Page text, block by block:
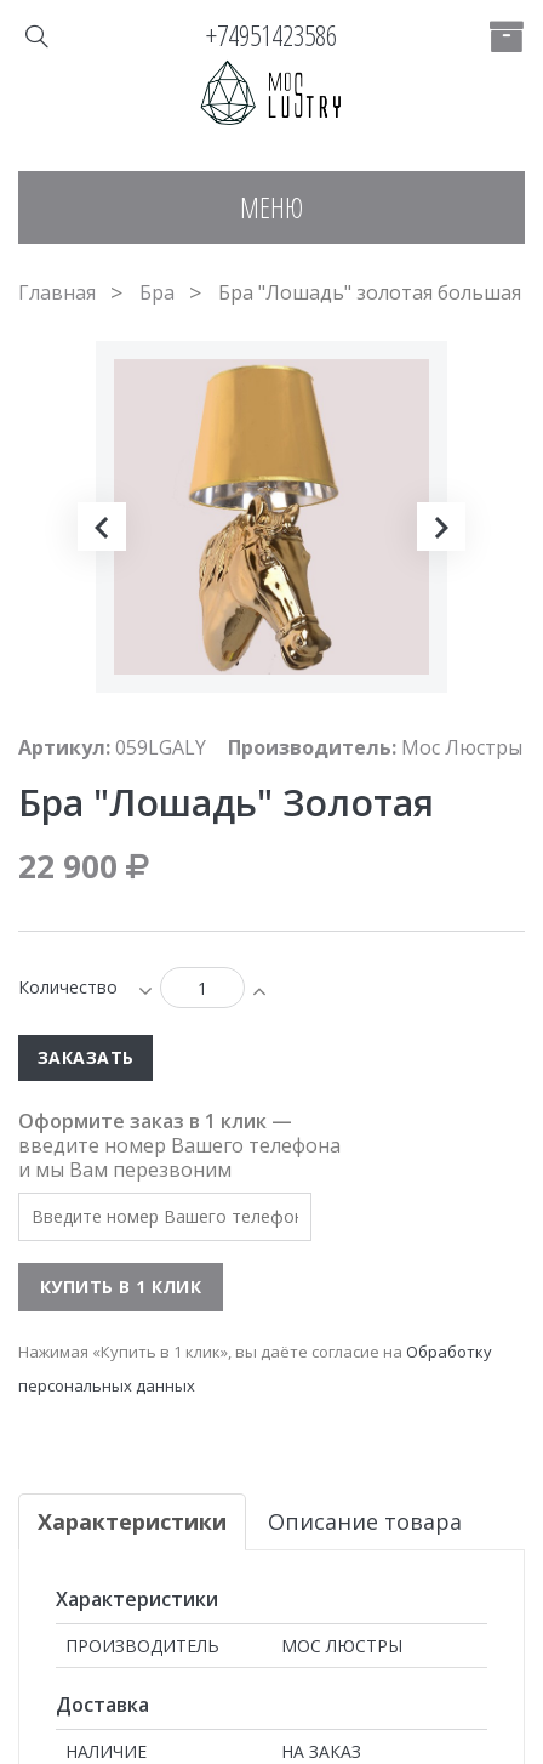
МЕНЮ
+74951423586
Главная Бра Бра "Лошадь" золотая большая
Артикул:059LGALY Производитель: Мос Люстры
Бра "Лошадь" Золотая
22 900
Количество
ЗАКАЗАТЬ
Оформите заказ в 1 клик —
введите номер Вашего телефона
и мы Вам перезвоним
Нажимая «Купить в 1 клик», вы даёте согласие на Обработку
персональных данных
Характеристики Описание товара
Характеристики
ПРОИЗВОДИТЕЛЬ МОС ЛЮСТРЫ
Доставка
НАЛИЧИЕ НА ЗАКАЗ